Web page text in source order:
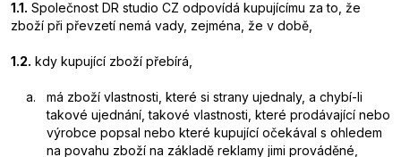
1.1. Společnost DR studio CZ odpovídá kupujícímu za to, že
zboží při převzetí nemá vady, zejména, že v době,
1.2. kdy kupující zboží přebírá,
má zboží vlastnosti, které si strany ujednaly, a chybí-li
takové ujednání, takové vlastnosti, které prodávající nebo
výrobce popsal nebo které kupující očekával s ohledem
na povahu zboží na základě reklamy jimi prováděné,